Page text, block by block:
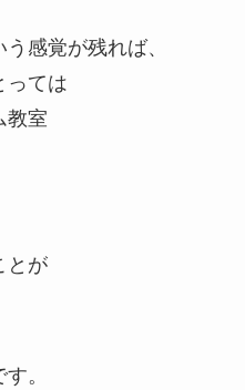
感覚が残れば、
っては
教室
とが
。